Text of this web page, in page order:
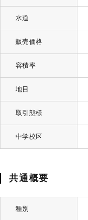
水道
販売価格
容積率
地目
取引態様
中学校区
共通概要
種別